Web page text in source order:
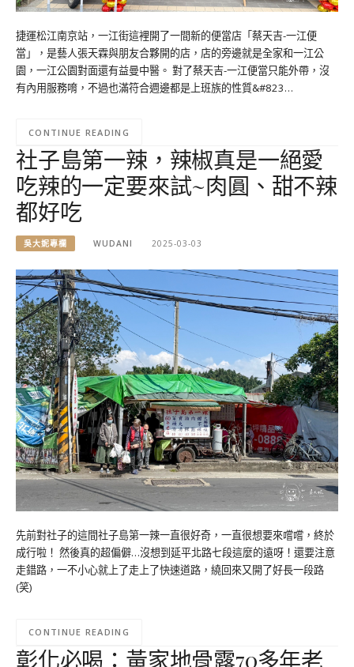
捷運松江南京站，一江街這裡開了一間新的便當店「蔡天吉-一江便
當」，是藝人張天霖與朋友合夥開的店，店的旁邊就是全家和一江公
園，一江公園對面還有益曼中醫。 對了蔡天吉-一江便當只能外帶，沒
有內用服務唷，不過也滿符合週邊都是上班族的性質&#823…
CONTINUE READING
社子島第一辣，辣椒真是一絕愛
吃辣的一定要來試~肉圓、甜不辣
都好吃
吳大妮專欄 WUDANI 2025-03-03
先前對社子的這間社子島第一辣一直很好奇，一直很想要來嚐嚐，終於
成行啦！ 然後真的超偏僻…沒想到延平北路七段這麼的遠呀！還要注意
走錯路，一不小心就上了走上了快速道路，繞回來又開了好長一段路
(笑)
CONTINUE READING
彰化必喝：黃家地骨露70多年老